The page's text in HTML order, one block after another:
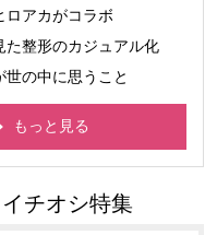
ロアカがコラボ
た整形のカジュアル化
世の中に思うこと
もっと見る